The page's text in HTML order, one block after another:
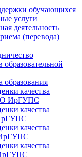
обучающихся
услуги
деятельность
(перевода)
образования
качества
ИрГУПС
качества
качества
качества